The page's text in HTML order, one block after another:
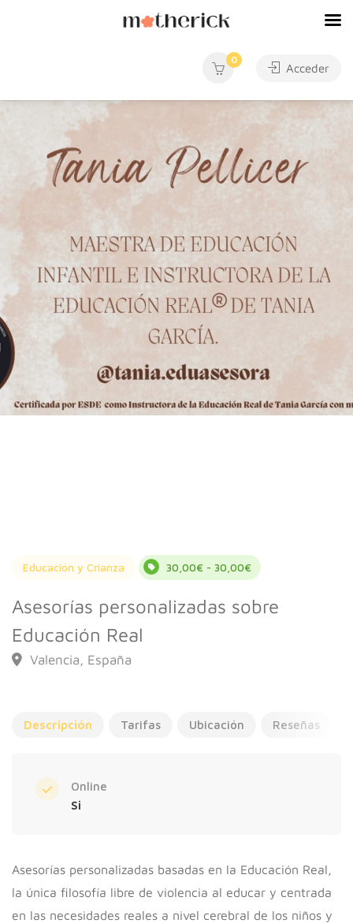
0
Acceder
Educación y Crianza 30,00€ - 30,00€
Asesorías personalizadas sobre
Educación Real
Valencia, España
Descripción Tarifas Ubicación Reseñas
Online
Si
Asesorías personalizadas basadas en la Educación Real,
la única filosofía libre de violencia al educar y centrada
en las necesidades reales a nivel cerebral de los niños y